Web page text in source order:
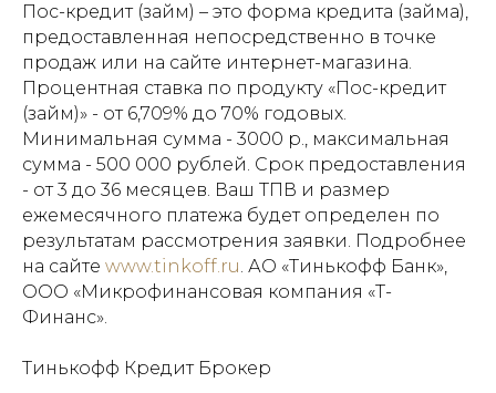
Пос-кредит (займ) – это форма кредита (займа),
предоставленная непосредственно в точке
продаж или на сайте интернет-магазина.
Процентная ставка по продукту «Пос-кредит
(займ)» - от 6,709% до 70% годовых.
Минимальная сумма - 3000 р., максимальная
сумма - 500 000 рублей. Срок предоставления
- от 3 до 36 месяцев. Ваш ТПВ и размер
ежемесячного платежа будет определен по
результатам рассмотрения заявки. Подробнее
на сайте www.tinkoff.ru. АО «Тинькофф Банк»,
ООО «Микрофинансовая компания «Т-
Финанс».
Тинькофф Кредит Брокер